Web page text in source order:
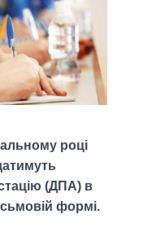
році
(ДПА) в
формі.